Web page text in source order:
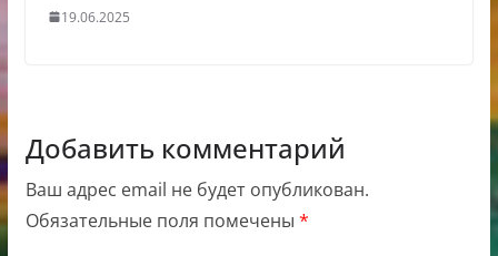
19.06.2025
Добавить комментарий
Ваш адрес email не будет опубликован.
Обязательные поля помечены *